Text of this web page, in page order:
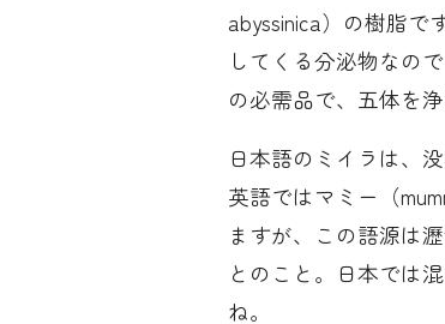
abyssinica）の樹脂
してくる分泌物なの
の必需品で、五体を
日本語のミイラは、
英語ではマミー（
ますが、この語源は
とのこと。日本では
ね。